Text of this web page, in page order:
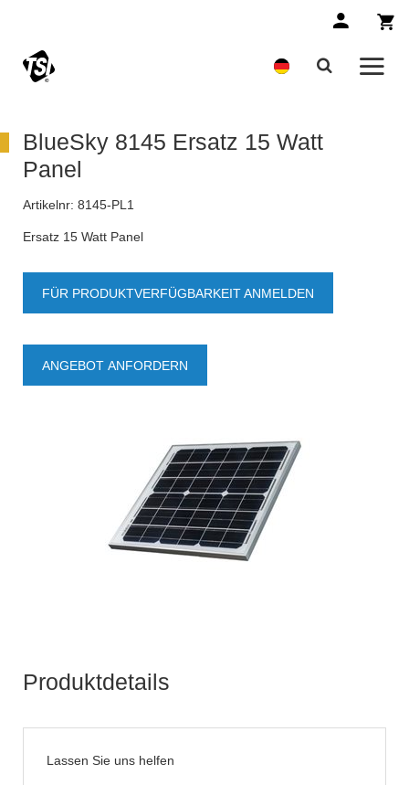
BlueSky 8145 Ersatz 15 Watt
Panel
Artikelnr: 8145-PL1
Ersatz 15 Watt Panel
FÜR PRODUKTVERFÜGBARKEIT ANMELDEN
ANGEBOT ANFORDERN
Produktdetails
Lassen Sie uns helfen